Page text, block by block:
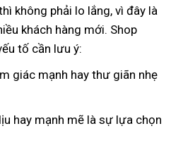
không phải lo lắng, vì đây là
khách hàng mới. Shop
tố cần lưu ý:
giác mạnh hay thư giãn nhẹ
hay mạnh mẽ là sự lựa chọn